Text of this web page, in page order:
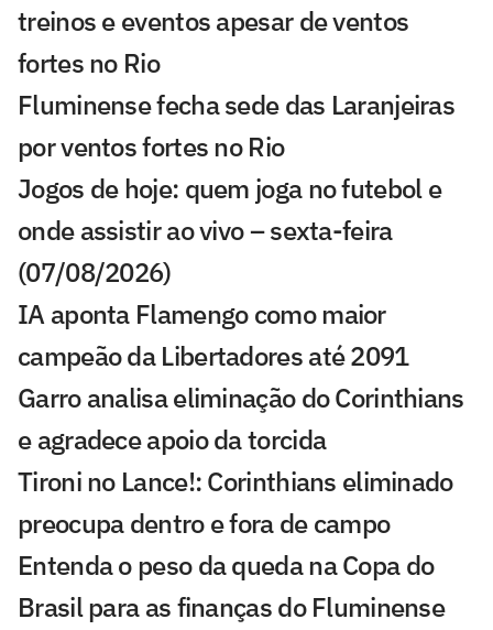
treinos e eventos apesar de ventos
fortes no Rio
Fluminense fecha sede das Laranjeiras
por ventos fortes no Rio
Jogos de hoje: quem joga no futebol e
onde assistir ao vivo – sexta-feira
(07/08/2026)
IA aponta Flamengo como maior
campeão da Libertadores até 2091
Garro analisa eliminação do Corinthians
e agradece apoio da torcida
Tironi no Lance!: Corinthians eliminado
preocupa dentro e fora de campo
Entenda o peso da queda na Copa do
Brasil para as finanças do Fluminense